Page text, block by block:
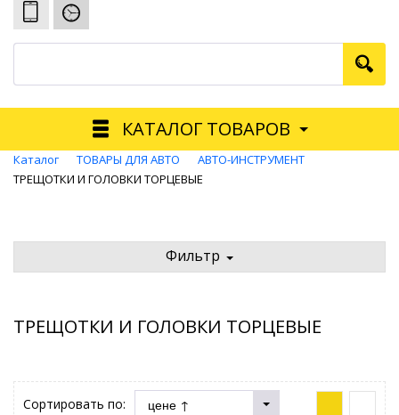
КАТАЛОГ ТОВАРОВ
Каталог ТОВАРЫ ДЛЯ АВТО
АВТО-ИНСТРУМЕНТ
ТРЕЩОТКИ И ГОЛОВКИ ТОРЦЕВЫЕ
Фильтр
ТРЕЩОТКИ И ГОЛОВКИ ТОРЦЕВЫЕ
Сортировать по: